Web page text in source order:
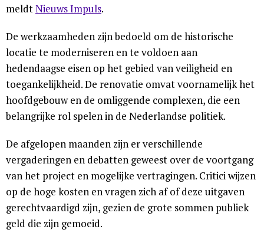
meldtNieuws Impuls.
De werkzaamheden zijn bedoeld om de historische
locatie te moderniseren en te voldoen aan
hedendaagse eisen op het gebied van veiligheid en
toegankelijkheid. De renovatie omvat voornamelijk het
hoofdgebouw en de omliggende complexen, die een
belangrijke rol spelen in de Nederlandse politiek.
De afgelopen maanden zijn er verschillende
vergaderingen en debatten geweest over de voortgang
van het project en mogelijke vertragingen. Critici wijzen
op de hoge kosten en vragen zich af of deze uitgaven
gerechtvaardigd zijn, gezien de grote sommen publiek
geld die zijn gemoeid.